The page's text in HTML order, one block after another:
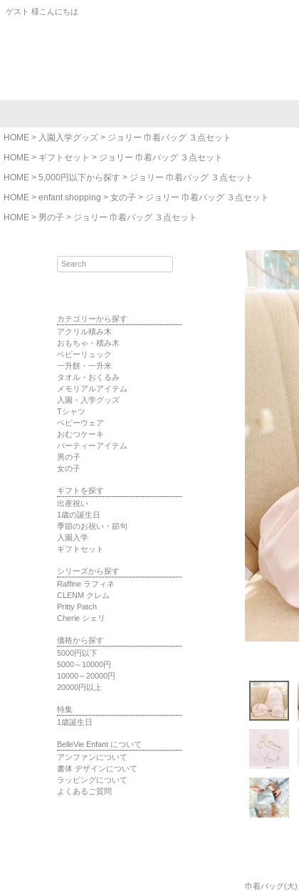
ゲスト 様こんにちは
HOME 入園入学グッズ
ジョリー 巾着バッグ ３点セット
HOME
ギフトセット
ジョリー 巾着バッグ ３点セット
HOME
5,000円以下から探す
ジョリー 巾着バッグ ３点セット
HOME
enfant shopping 女の子
ジョリー 巾着バッグ ３点セット
HOME
男の子 ジョリー 巾着バッグ ３点セット
カテゴリーから探す
アクリル積み木
おもちゃ・積み木
ベビーリュック
一升餅・一升米
タオル・おくるみ
メモリアルアイテム
入園・入学グッズ
Tシャツ
ベビーウェア
おむつケーキ
パーティーアイテム
男の子
女の子
ギフトを探す
出産祝い
1歳の誕生日
季節のお祝い・節句
入園入学
ギフトセット
シリーズから探す
Raffine ラフィネ
CLENM クレム
Pritty Patch
Cherie シェリ
価格から探す
5000円以下
5000～10000円
10000～20000円
20000円以上
特集
1歳誕生日
BelleVie Enfant について
アンファンについて
書体 デザインについて
ラッピングについて
よくあるご質問
巾着バッグ(大)